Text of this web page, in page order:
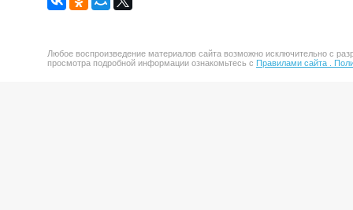
Любое воспроизведение материалов сайта возможно исключительно с
просмотра подробной информации ознакомьтесь с Правилами сайта .